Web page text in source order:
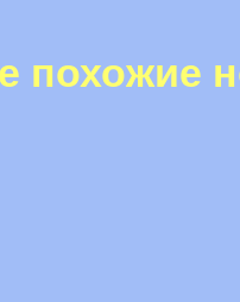
похожие